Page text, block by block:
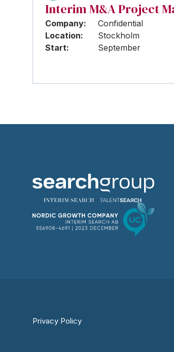
Interim M&A Project
Company:
Confidential
Location:
Stockholm
Start:
September
Privacy Policy